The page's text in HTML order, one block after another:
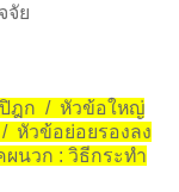
จัย
ปิฎก / หัวข้อใหญ่
หัวข้อย่อยรองลง
นวก : วิธีกระทำ